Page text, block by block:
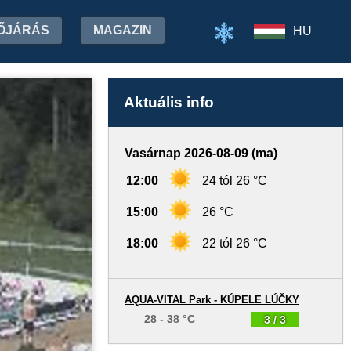
MAGAZIN HU
Aktuális info
Vasárnap 2026-08-09 (ma)
12:00 24 tól 26 °C
15:00 26 °C
18:00 22 tól 26 °C
3 / 3
AQUA-VITAL Park - KÚPELE LÚČKY
28 - 38 °C